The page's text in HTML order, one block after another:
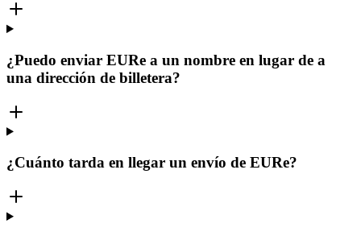
¿Puedo enviar EURe a un nombre en lugar de a
una dirección de billetera?
¿Cuánto tarda en llegar un envío de EURe?